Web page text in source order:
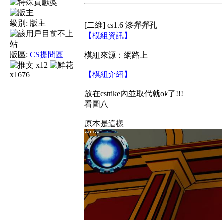
級別: 版主
版區: CS提問區
x12
x1676
[二維] cs1.6 漆彈彈孔
【模組資訊】
模組來源：網路上
【模組介紹】
放在cstrike內並取代就ok了!!!
看圖八
原本是這樣